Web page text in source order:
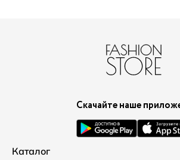
Скачайте наше
Каталог